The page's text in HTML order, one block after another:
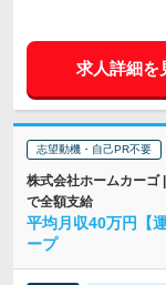
求人詳細を
志望動機・自己PR不要
株式会社ホームカー
で全額支給
平均月収40万円【
ープ